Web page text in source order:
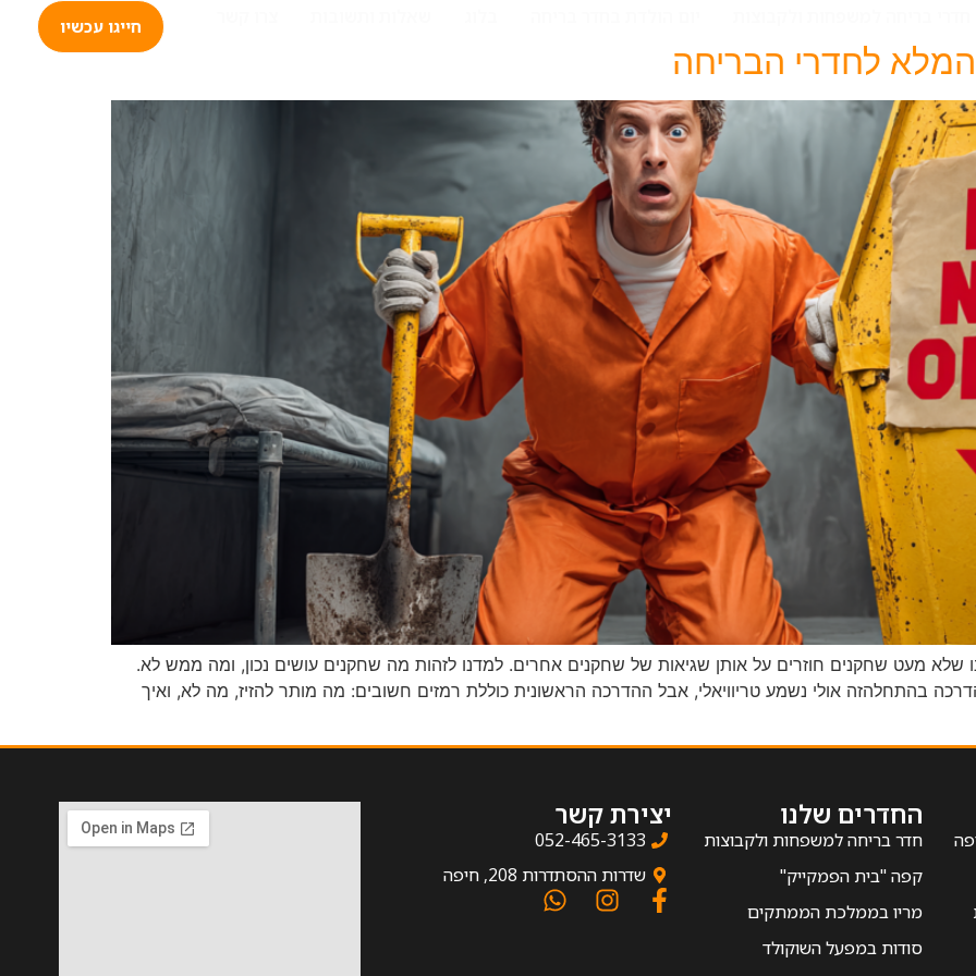
חייגו עכשיו
לחדרי הבריחה
שלא מעט שחקנים חוזרים על אותן שגיאות של שחקנים אחרים. למדנו לזהות מה שחקנים עושים נכון, ומה ממש לא.
בהתחלהזה אולי נשמע טריוויאלי, אבל ההדרכה הראשונית כוללת רמזים חשובים: מה מותר להזיז, מה לא, ואיך
החדרים שלנו
חדר בריחה למשפחות ולקבוצות
קפה "בית הפמקייק"
מריו בממלכת הממתקים
סודות במפעל השוקולד
יצירת קשר
052-465-3133
שדרות ההסתדרות 208, חיפה